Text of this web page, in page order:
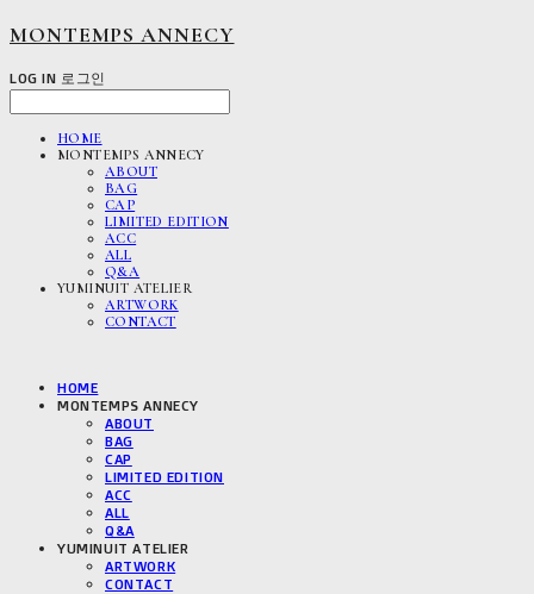
MONTEMPS ANNECY
LOG IN 로그인
HOME
MONTEMPS ANNECY
ABOUT
BAG
CAP
LIMITED EDITION
ACC
ALL
Q&A
YUMINUIT ATELIER
ARTWORK
CONTACT
HOME
MONTEMPS ANNECY
ABOUT
BAG
CAP
LIMITED EDITION
ACC
ALL
Q&A
YUMINUIT ATELIER
ARTWORK
CONTACT